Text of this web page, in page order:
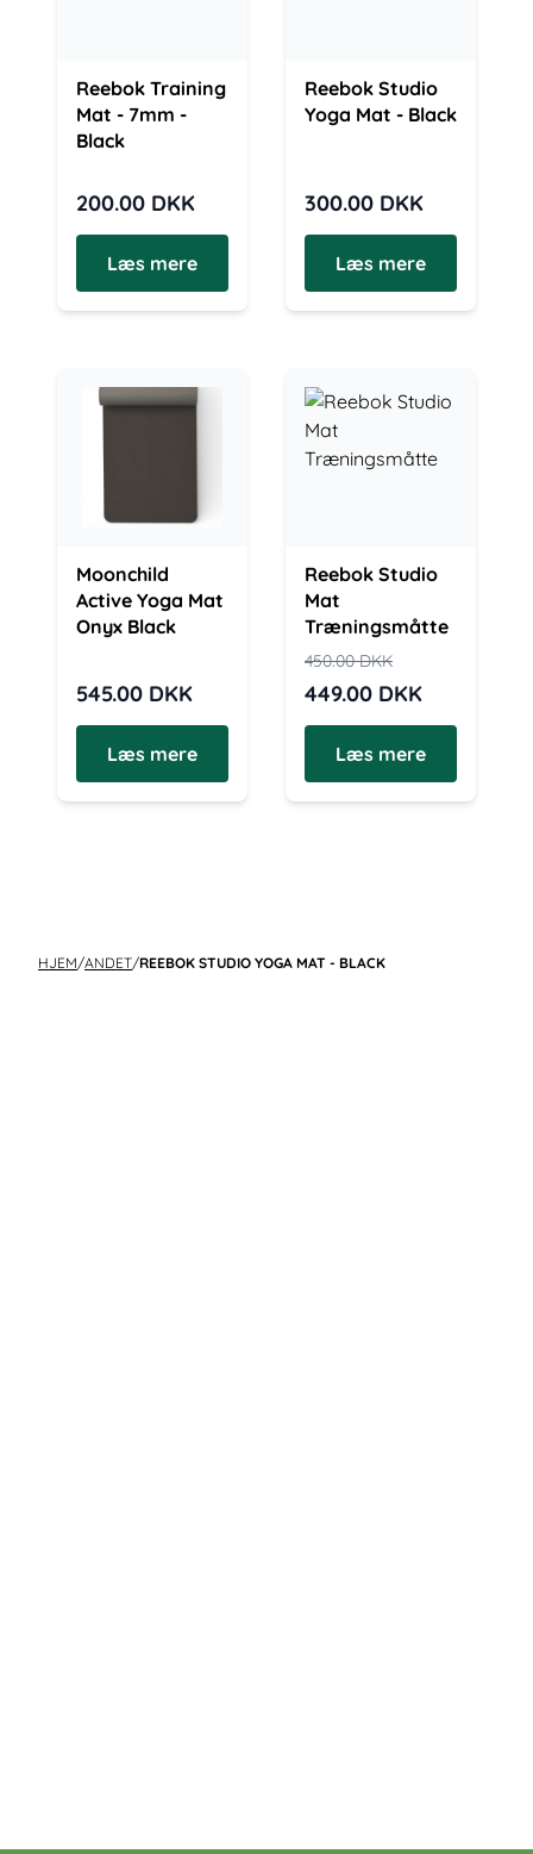
Reebok Training
Mat - 7mm -
Black
200.00 DKK
Læs mere
Reebok Studio
Yoga Mat - Black
300.00 DKK
Læs mere
Moonchild
Active Yoga Mat
Onyx Black
545.00 DKK
Læs mere
Reebok Studio
Mat
Træningsmåtte
450.00DKK
449.00 DKK
Læs mere
HJEM/ANDET/REEBOK STUDIO YOGA MAT - BLACK